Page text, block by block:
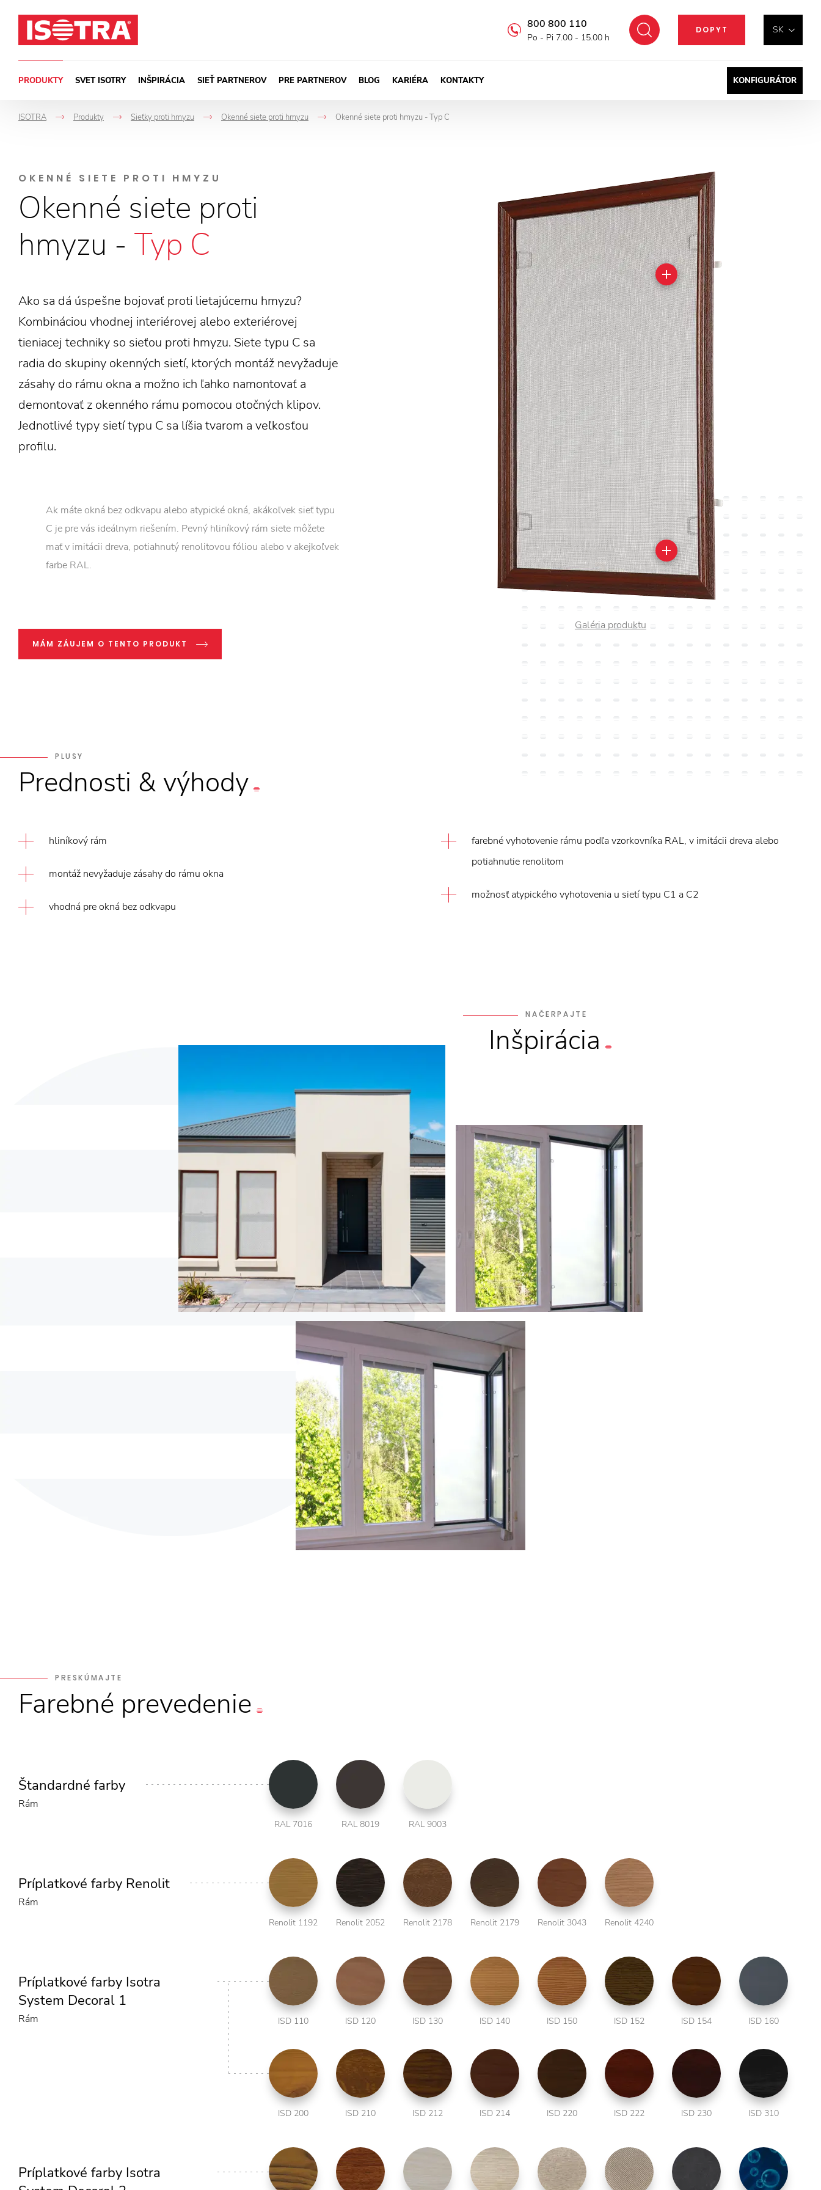
SK
DOPYT
Hľadať
800 800 110
Po - Pi 7.00 - 15.00 h
PRODUKTY SVET ISOTRY INŠPIRÁCIA SIEŤ PARTNEROV PRE PARTNEROV BLOG KARIÉRA KONTAKTY KONFIGURÁTOR
ISOTRA
->
Produkty
->
Sieťky proti hmyzu
->
Okenné siete proti hmyzu Okenné siete proti hmyzu - Typ C
OKENNÉ SIETE PROTI HMYZU
Okenné siete proti
hmyzu - Typ C
Galéria produktu
Ako sa dá úspešne bojovať proti lietajúcemu hmyzu?
Kombináciou vhodnej interiérovej alebo exteriérovej
tieniacej techniky so sieťou proti hmyzu. Siete typu C sa
radia do skupiny okenných sietí, ktorých montáž nevyžaduje
zásahy do rámu okna a možno ich ľahko namontovať a
demontovať z okenného rámu pomocou otočných klipov.
Jednotlivé typy sietí typu C sa líšia tvarom a veľkosťou
profilu.
Ak máte okná bez odkvapu alebo atypické okná, akákoľvek sieť typu
C je pre vás ideálnym riešením. Pevný hliníkový rám siete môžete
mať v imitácii dreva, potiahnutý renolitovou fóliou alebo v akejkoľvek
farbe RAL.
MÁM ZÁUJEM O TENTO PRODUKT
PLUSY
Prednosti & výhody
hliníkový rám
montáž nevyžaduje zásahy do rámu okna
vhodná pre okná bez odkvapu
farebné vyhotovenie rámu podľa vzorkovníka RAL, v imitácii dreva alebo
potiahnutie renolitom
možnosť atypického vyhotovenia u sietí typu C1 a C2
NAČERPAJTE
Inšpirácia
PRESKÚMAJTE
Farebné prevedenie
Štandardné farby
Rám
RAL 7016 RAL 8019 RAL 9003
Príplatkové farby Renolit
Rám
Renolit 1192 Renolit 2052 Renolit 2178 Renolit 2179 Renolit 3043 Renolit 4240
Príplatkové farby Isotra
System Decoral 1
Rám ISD 110 ISD 120 ISD 130 ISD 140 ISD 150 ISD 152 ISD 154 ISD 160
ISD 200 ISD 210 ISD 212 ISD 214 ISD 220 ISD 222 ISD 230 ISD 310
Príplatkové farby Isotra